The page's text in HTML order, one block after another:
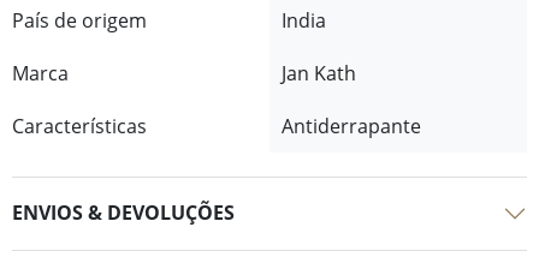
País de origem
India
Marca
Jan Kath
Características
Antiderrapante
ENVIOS & DEVOLUÇÕES